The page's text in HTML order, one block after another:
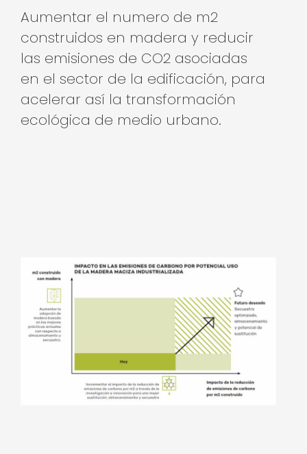
Aumentar el numero de m2
construidos en madera y reducir
las emisiones de CO2 asociadas
en el sector de la edificación, para
acelerar así la transformación
ecológica de medio urbano.